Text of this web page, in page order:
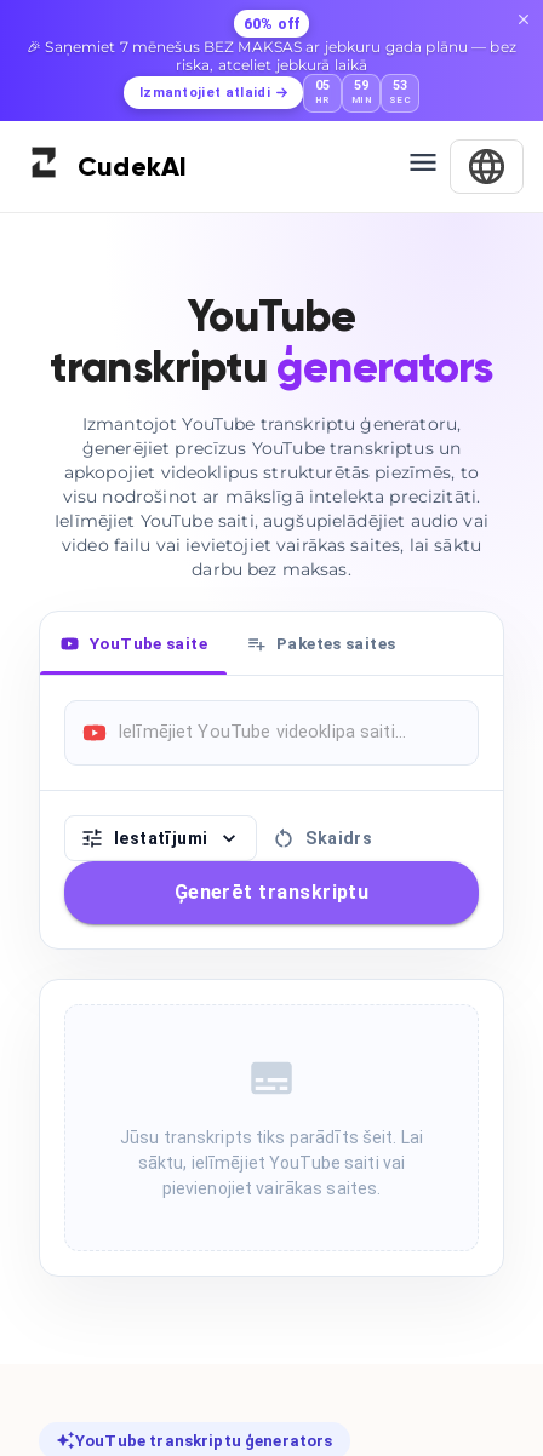
60% off
🎉 Saņemiet 7 mēnešus BEZ MAKSAS ar jebkuru gada plānu — bez
riska, atceliet jebkurā laikā
Izmantojiet atlaidi 05
HR
59
MIN
52
SEC
CudekAI
YouTube
transkriptu ģenerators
Izmantojot YouTube transkriptu ģeneratoru,
ģenerējiet precīzus YouTube transkriptus un
apkopojiet videoklipus strukturētās piezīmēs, to
visu nodrošinot ar mākslīgā intelekta precizitāti.
Ielīmējiet YouTube saiti, augšupielādējiet audio vai
video failu vai ievietojiet vairākas saites, lai sāktu
darbu bez maksas.
YouTube saite Paketes saites
Iestatījumi Skaidrs
Ģenerēt transkriptu
Jūsu transkripts tiks parādīts šeit. Lai
sāktu, ielīmējiet YouTube saiti vai
pievienojiet vairākas saites.
YouTube transkriptu ģenerators